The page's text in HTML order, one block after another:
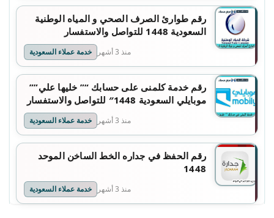
رقم طوارئ الصرف الصحي و المياه الوطنية
السعودية 1448 للتواصل والاستفسار
منذ 3 أشهر خدمة عملاء السعودية
رقم خدمة كلمنى على حسابك “” خليها علي””
موبايلي السعودية 1448″ للتواصل والاستفسار
منذ 3 أشهر خدمة عملاء السعودية
رقم الحفظ في جداره الخط الساخن الموحد
1448
منذ 3 أشهر خدمة عملاء السعودية